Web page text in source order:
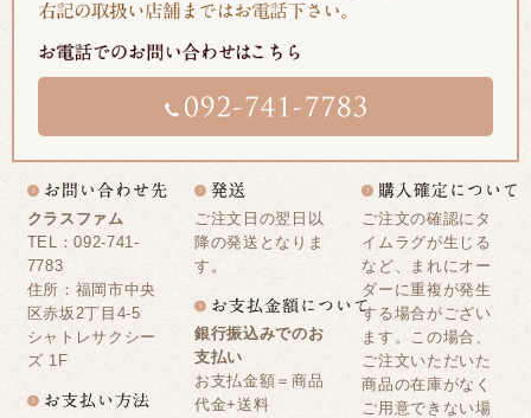
クラスファム
TEL：092-741-
7783
住所：福岡市中央
区赤坂2丁目4-5
シャトレサクシー
ズ 1F
ご注文日の翌日以
降の発送となりま
す。
銀行振込みでのお
支払い
お支払金額＝商品
代金+送料
ご注文の確認にタ
イムラグが生じる
など、まれにオー
ダーに重複が発生
する場合がござい
ます。この場合、
ご注文いただいた
商品の在庫がなく
ご用意できない場